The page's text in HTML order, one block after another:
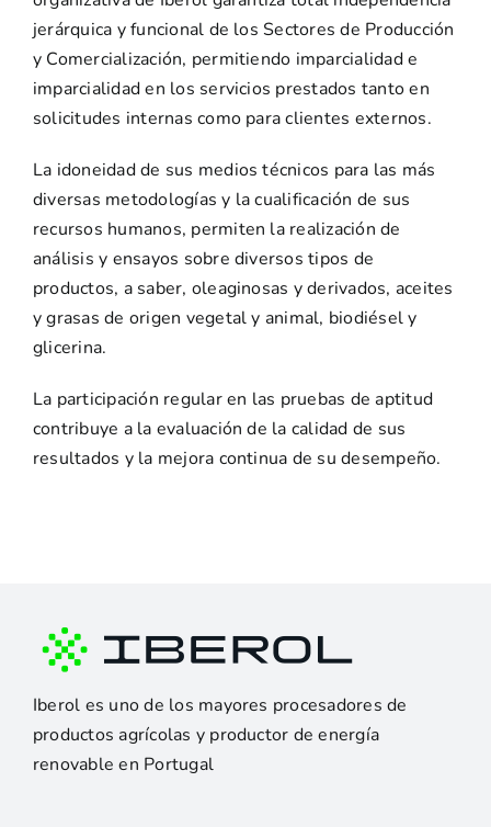
jerárquica y funcional de los Sectores de Producción
y Comercialización, permitiendo imparcialidad e
imparcialidad en los servicios prestados tanto en
solicitudes internas como para clientes externos.
La idoneidad de sus medios técnicos para las más
diversas metodologías y la cualificación de sus
recursos humanos, permiten la realización de
análisis y ensayos sobre diversos tipos de
productos, a saber, oleaginosas y derivados, aceites
y grasas de origen vegetal y animal, biodiésel y
glicerina.
La participación regular en las pruebas de aptitud
contribuye a la evaluación de la calidad de sus
resultados y la mejora continua de su desempeño.
Iberol es uno de los mayores procesadores de
productos agrícolas y productor de energía
renovable en Portugal